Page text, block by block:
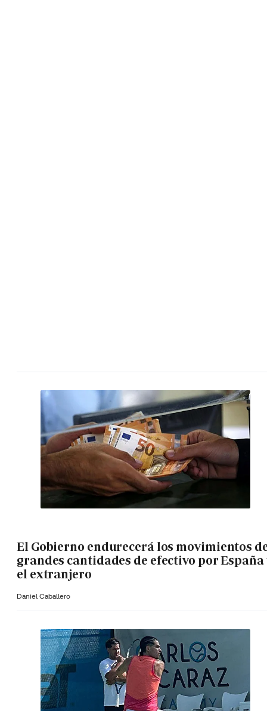
El Gobierno endurecerá los movimientos
grandes cantidades de efectivo por España
el extranjero
Daniel Caballero